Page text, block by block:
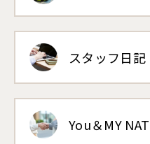
スタッフ日記
You＆MY